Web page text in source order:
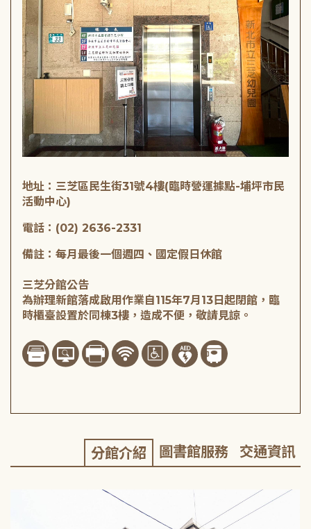
地址：三芝區民生街31號4樓(臨時營運據點-埔坪市民
活動中心)
電話：(02) 2636-2331
備註：每月最後一個週四、國定假日休館
三芝分館公告
為辦理新館落成啟用作業自115年7月13日起閉館，臨
時櫃臺設置於同棟3樓，造成不便，敬請見諒。
分館介紹 圖書館服務 交通資訊